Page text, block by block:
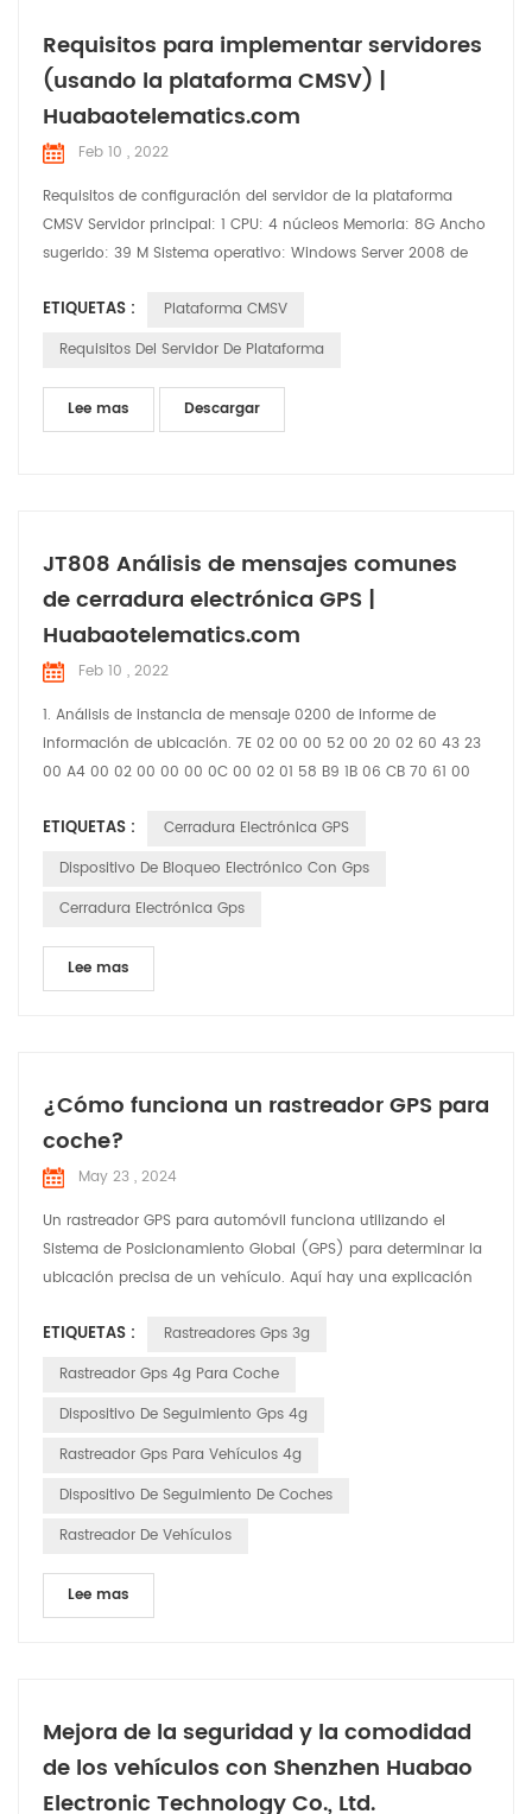
Requisitos para implementar servidores
(usando la plataforma CMSV) |
Huabaotelematics.com
Feb 10 , 2022
Requisitos de configuración del servidor de la plataforma
CMSV Servidor principal: 1 CPU: 4 núcleos Memoria: 8G Ancho
sugerido: 39 M Sistema operativo: Windows Server 2008 de
de datos GPS: 206 GB Disco de datos de seguridad activo:
3000 GB Requisitos de configuración y sistema de
ETIQUETAS :
Plataforma CMSV
Requisitos Del Servidor De Plataforma
Lee mas Descargar
JT808 Análisis de mensajes comunes
de cerradura electrónica GPS |
Huabaotelematics.com
Feb 10 , 2022
1. Análisis de instancia de mensaje 0200 de informe de
información de ubicación. 7E 02 00 00 52 00 20 02 60 43 23
00 A4 00 02 00 00 00 0C 00 02 01 58 B9 1B 06 CB 70 61 00
00 25 04 00 00 00 01 30 01 11 31 01 10 E3 01 00 D5 1B 02 20 02
60 43 23 27 95 93 78 61 60 00 12 20 00 00 12 34 27 95 93 78
ETIQUETAS :
Cerradura Electrónica GPS
Dispositivo De Bloqueo Electrónico Con Gps
Cerradura Electrónica Gps
Lee mas
¿Cómo funciona un rastreador GPS para
coche?
May 23 , 2024
Un rastreador GPS para automóvil funciona utilizando el
Sistema de Posicionamiento Global (GPS) para determinar la
ubicación precisa de un vehículo. Aquí hay una explicación
en una red de satélites que orbitan la Tierra. Estos satélites
transmiten continuamente señales que incluyen su ubicación
ETIQUETAS :
Rastreadores Gps 3g
Rastreador Gps 4g Para Coche
Dispositivo De Seguimiento Gps 4g
Rastreador Gps Para Vehículos 4g
Dispositivo De Seguimiento De Coches
Rastreador De Vehículos
Lee mas
Mejora de la seguridad y la comodidad
de los vehículos con Shenzhen Huabao
Electronic Technology Co., Ltd.